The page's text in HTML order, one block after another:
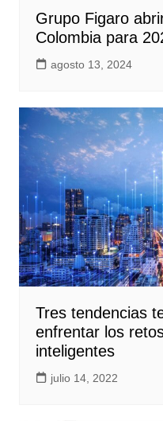
Grupo Figaro
Colombia para
agosto 13, 2024
Tres tendencias
enfrentar los
inteligentes
julio 14, 2022